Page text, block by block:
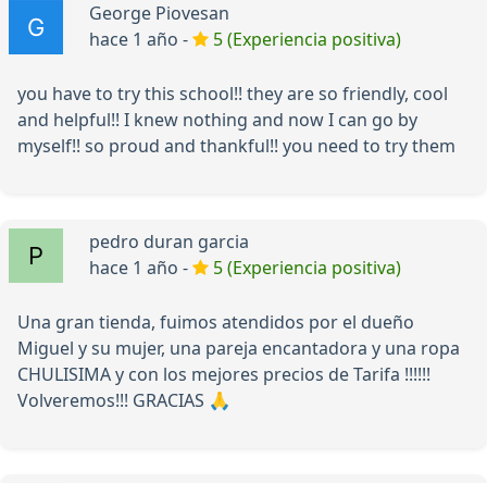
George Piovesan
hace 1 año -
5 (Experiencia positiva)
you have to try this school!! they are so friendly, cool
and helpful!! I knew nothing and now I can go by
myself!! so proud and thankful!! you need to try them
pedro duran garcia
hace 1 año -
5 (Experiencia positiva)
Una gran tienda, fuimos atendidos por el dueño
Miguel y su mujer, una pareja encantadora y una ropa
CHULISIMA y con los mejores precios de Tarifa !!!!!!
Volveremos!!! GRACIAS 🙏